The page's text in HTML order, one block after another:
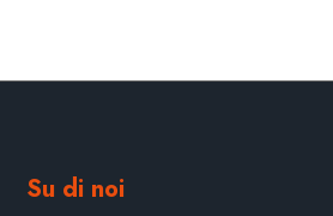
Su di noi